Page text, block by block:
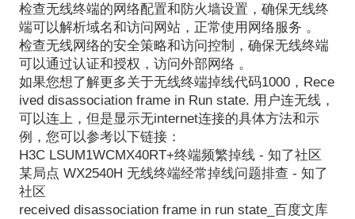
检查无线终端的网络配置和防火墙设置，确保无线终
端可以解析域名和访问网站，正常使用网络服务 。
检查无线网络的安全策略和访问控制，确保无线终端
可以通过认证和授权，访问外部网络 。
如果您想了解更多关于无线终端掉线代码1000，Rece
ived disassociation frame in Run state. 用户连无线，
可以连上，但是显示无internet连接的具体方法和示
例，您可以参考以下链接：
H3C LSUM1WCMX40RT+终端频繁掉线 - 知了社区
某局点 WX2540H 无线终端经常掉线问题排查 - 知了
社区
received disassociation frame in run state_百度文库